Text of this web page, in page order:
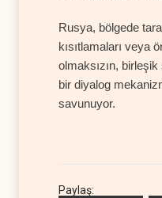
Rusya, bölgede
kısıtlamaları veya
olmaksızın,
bir diyalog
savunuyor.
Paylaş: